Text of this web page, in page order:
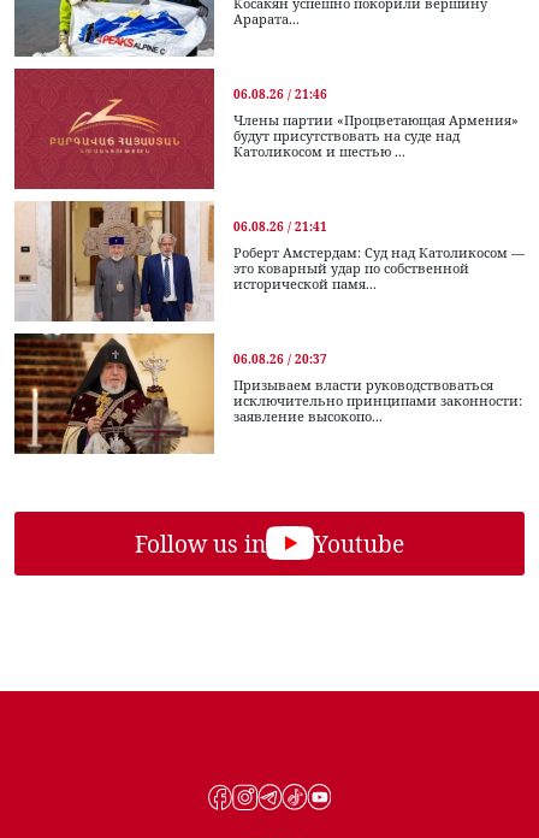
Арарата...
06.08.26 / 21:46
Члены партии «Процветающая Армения»
будут присутствовать на суде над
Католикосом и шестью ...
06.08.26 / 21:41
Роберт Амстердам: Суд над Католикосом —
это коварный удар по собственной
исторической памя...
06.08.26 / 20:37
Призываем власти руководствоваться
исключительно принципами законности:
заявление высокопо...
Follow us in Youtube